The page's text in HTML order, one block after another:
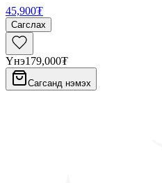
45,900₮
Сагслах
Үнэ179,000₮
Сагсанд нэмэх